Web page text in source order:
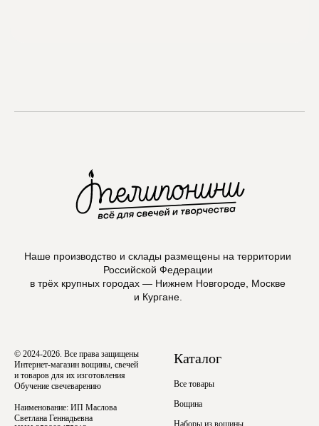
Наше производство и склады размещены на территории
Российской Федерации
в трёх крупных городах — Нижнем Новгороде, Москве
и Кургане.
© 2024-2026. Все права защищены
Интернет-магазин вощины, свечей
и товаров для их изготовления
Обучение свечеварению
Наименование: ИП Маслова
Светлана Геннадьевна
Каталог
Все товары
Вощина
Наборы из вощины